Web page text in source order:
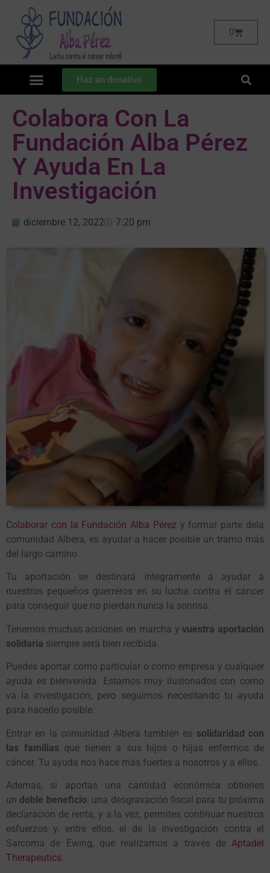
0
Haz un donativo
Colabora Con La
Fundación Alba Pérez
Y Ayuda En La
Investigación
diciembre 12, 2022 7:20 pm
Colaborar con la Fundación Alba Pérezy formar parte dela
comunidad Albera, es ayudar a hacer posible un tramo más
del largo camino.
Tu aportación se destinará íntegramente a ayudar a
nuestros pequeños guerreros en su lucha contra el cáncer
para conseguir que no pierdan nunca la sonrisa.
Tenemos muchas acciones en marcha yvuestra aportación
solidaria siempre será bien recibida.
Puedes aportar como particular o como empresa y cualquier
ayuda es bienvenida. Estamos muy ilusionados con como
va la investigación, pero seguimos necesitando tu ayuda
para hacerlo posible.
Entrar en la comunidad Albera también es solidaridad con
las familias que tienen a sus hijos o hijas enfermos de
cáncer. Tu ayuda nos hace más fuertes a nosotros y a ellos.
Además, si aportas una cantidad económica obtienes
un doble beneficio: una desgravación fiscal para tu próxima
declaración de renta, y a la vez, permites continuar nuestros
esfuerzos y, entre ellos, el de la investigación contra el
Sarcoma de Ewing, que realizamos a través de Aptadel
Therapeutics.